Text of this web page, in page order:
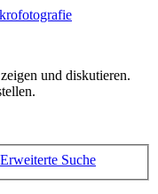
und diskutieren.
Erweiterte Suche